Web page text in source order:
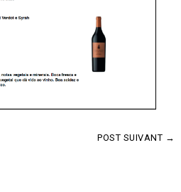
POST SUIVANT →